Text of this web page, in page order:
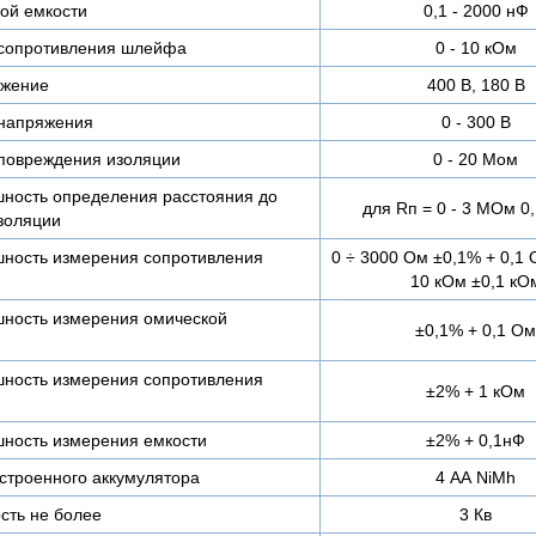
емкости
0,1 - 2000 нФ
шлейфа
0 - 10 кОм
400 В, 180 В
0 - 300 В
изоляции
0 - 20 Мом
определения расстояния до
для Rп = 0 - 3 МОм
измерения сопротивления
0 ÷ 3000 Ом ±0,1% + 0,1
10 кОм ±0,1
измерения омической
±0,1% + 0,1 Ом
измерения сопротивления
±2% + 1 кОм
измерения емкости
±2% + 0,1нФ
аккумулятора
4 АА NiMh
не более
3 Кв